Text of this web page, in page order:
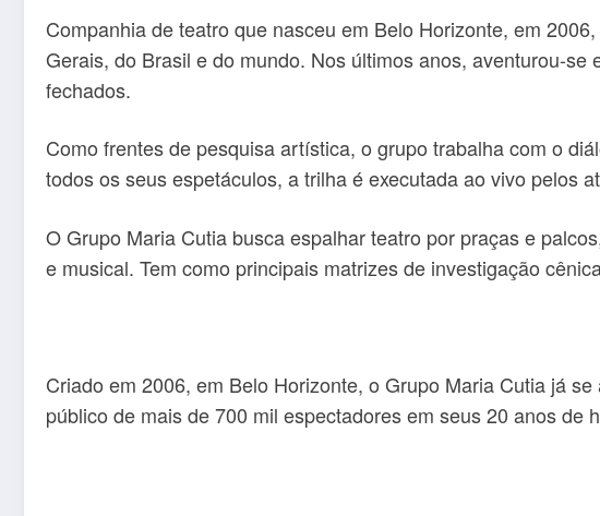
Companhia de teatro que nasceu em Belo Horizonte, em
Gerais, do Brasil e do mundo. Nos últimos anos, aventurou-
fechados.
Como frentes de pesquisa artística, o grupo trabalha com o
todos os seus espetáculos, a trilha é executada ao vivo pelos
O Grupo Maria Cutia busca espalhar teatro por praças e
e musical. Tem como principais matrizes de investigação
Criado em 2006, em Belo Horizonte, o Grupo Maria Cutia já
público de mais de 700 mil espectadores em seus 20 anos de